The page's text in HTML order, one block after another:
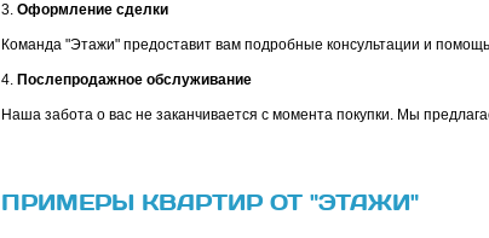
3. Оформление сделки
Команда "Этажи" предоставит вам подробные консультации и
4. Послепродажное обслуживание
Наша забота о вас не заканчивается с момента покупки. Мы
ПРИМЕРЫ КВАРТИР ОТ "ЭТАЖИ"